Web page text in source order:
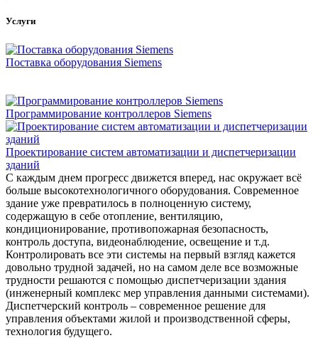
Услуги
Поставка оборудования Siemens
Программирование контроллеров Siemens
Проектирование систем автоматизации и диспетчеризации
зданий
С каждым днем прогресс движется вперед, нас окружает всё
больше высокотехнологичного оборудования. Современное
здание уже превратилось в полноценную систему,
содержащую в себе отопление, вентиляцию,
кондиционирование, противопожарная безопасность,
контроль доступа, видеонаблюдение, освещение и т.д.
Контролировать все эти системы на первый взгляд кажется
довольно трудной задачей, но на самом деле все возможные
трудности решаются с помощью диспетчеризации здания
(инженерный комплекс мер управления данными системами).
Диспетчерский контроль – современное решение для
управления объектами жилой и производственной сферы,
технология будущего.